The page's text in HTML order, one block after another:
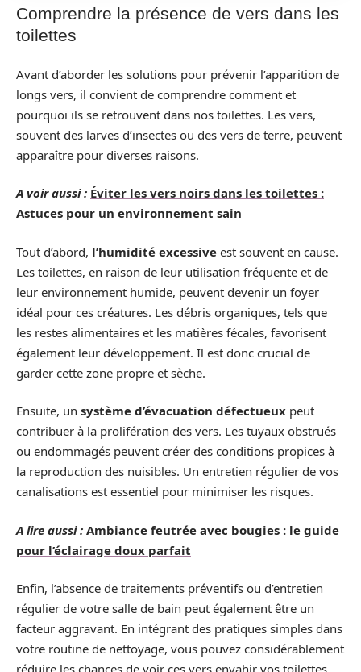
Comprendre la présence de vers dans les
toilettes
Avant d’aborder les solutions pour prévenir l’apparition de
longs vers, il convient de comprendre comment et
pourquoi ils se retrouvent dans nos toilettes. Les vers,
souvent des larves d’insectes ou des vers de terre, peuvent
apparaître pour diverses raisons.
A voir aussi : Éviter les vers noirs dans les toilettes :
Astuces pour un environnement sain
Tout d’abord, l’humidité excessive est souvent en cause.
Les toilettes, en raison de leur utilisation fréquente et de
leur environnement humide, peuvent devenir un foyer
idéal pour ces créatures. Les débris organiques, tels que
les restes alimentaires et les matières fécales, favorisent
également leur développement. Il est donc crucial de
garder cette zone propre et sèche.
Ensuite, un système d’évacuation défectueux peut
contribuer à la prolifération des vers. Les tuyaux obstrués
ou endommagés peuvent créer des conditions propices à
la reproduction des nuisibles. Un entretien régulier de vos
canalisations est essentiel pour minimiser les risques.
A lire aussi : Ambiance feutrée avec bougies : le guide
pour l’éclairage doux parfait
Enfin, l’absence de traitements préventifs ou d’entretien
régulier de votre salle de bain peut également être un
facteur aggravant. En intégrant des pratiques simples dans
votre routine de nettoyage, vous pouvez considérablement
réduire les chances de voir ces vers envahir vos toilettes.